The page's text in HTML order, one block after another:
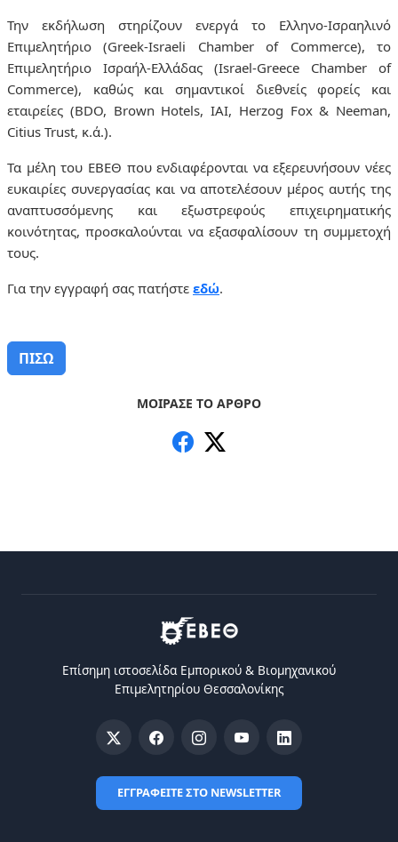
ΜΟΙΡΑΣΕ ΤΟ ΑΡΘΡΟ
Την εκδήλωση στηρίζουν ενεργά το Ελληνο-Ισραηλινό
Επιμελητήριο (Greek-Israeli Chamber of Commerce), το
Επιμελητήριο Ισραήλ-Ελλάδας (Israel-Greece Chamber of
Commerce), καθώς και σημαντικοί διεθνείς φορείς και
εταιρείες (BDO, Brown Hotels, IAI, Herzog Fox & Neeman,
Citius Trust, κ.ά.).
Τα μέλη του ΕΒΕΘ που ενδιαφέρονται να εξερευνήσουν νέες
ευκαιρίες συνεργασίας και να αποτελέσουν μέρος αυτής της
αναπτυσσόμενης και εξωστρεφούς επιχειρηματικής
κοινότητας, προσκαλούνται να εξασφαλίσουν τη συμμετοχή
τους.
Για την εγγραφή σας πατήστε εδώ.
ΠΙΣΩ
Επίσημη ιστοσελίδα Eμπορικού & Bιομηχανικού
Eπιμελητηρίου Θεσσαλονίκης
ΕΓΓΡΑΦΕΙΤΕ ΣΤΟ NEWSLETTER